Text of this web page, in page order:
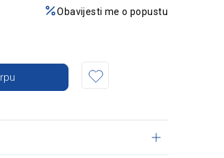
Obavijesti me o popustu